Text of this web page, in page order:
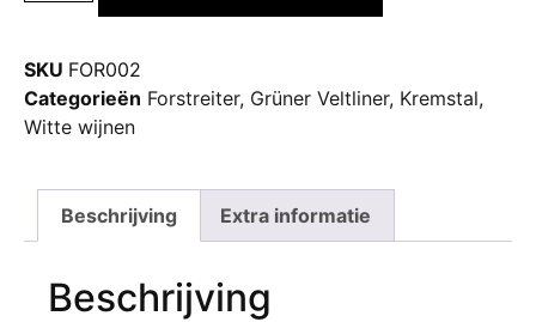
SKU FOR002
Categorieën Forstreiter, Grüner Veltliner, Kremstal,
Witte wijnen
Beschrijving Extra informatie
Beschrijving